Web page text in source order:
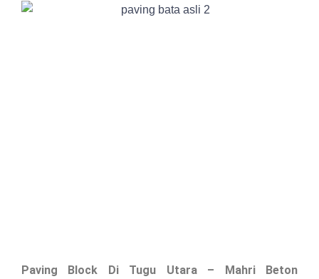
Paving Block Di Tugu Utara– Mahri Beton